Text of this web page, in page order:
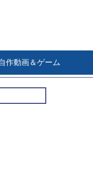
作動画＆ゲーム